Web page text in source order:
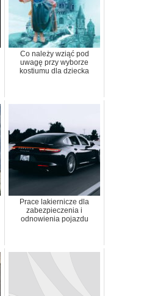
Co należy wziąć pod
uwagę przy wyborze
kostiumu dla dziecka
Prace lakiernicze dla
zabezpieczenia i
odnowienia pojazdu